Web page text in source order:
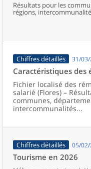
Résultats pour les
régions, intercommunalités,
urbaines et aires
Chiffres détaillés 31/
Caractéristiques
Fichier localisé des
salarié (Flores) –
communes,
intercommunalités...
Chiffres détaillés 05/
Tourisme en 2026